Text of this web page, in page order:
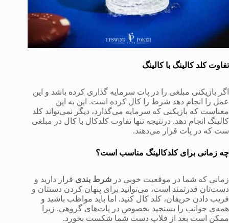
تفاوت کلد کالینگ با کالینگ
اگر بازیکنی مبلغی را در پات سرمایه گذاری کرده باشد و این
عمل را انجام دهد شرط را کال کرده است. این به این
معناست که بازیکنی که سرمایه می‌گذارد، دیگر نمی‌تواند کلد
کالینگ انجام دهد. درنتیجه تنها تفاوت کلدکال با کال در مبلغی
ست که در پات قرار می‌دهند.
چه زمانی برای کلدکالینگ مناسب است؟
زمانی که شما در موقعیت خوبی در شرط بندی قرار دارید و
دست‌تان قدرتمند است، می‌توانید برای پنهان کردن دستتان و
فریب دادن حریفان، کلد کال کنید. اما باید مواظب باشید و
همه‌ی جوانب را بسنجید بخصوص در پات‌های گروهی. زیرا
ممکن است بعد از فلاپ دست شما شکست بخورد.